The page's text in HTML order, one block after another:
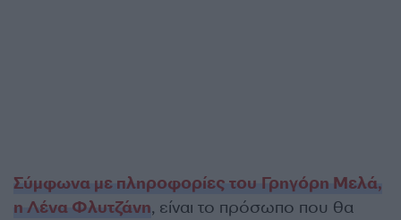
Σύμφωνα με πληροφορίες του Γρηγόρη Μελά,
η Λένα Φλυτζάνη, είναι το πρόσωπο που θα